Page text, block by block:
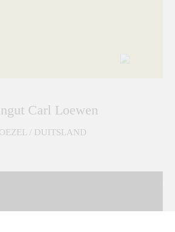
Carl Loewen
/ DUITSLAND